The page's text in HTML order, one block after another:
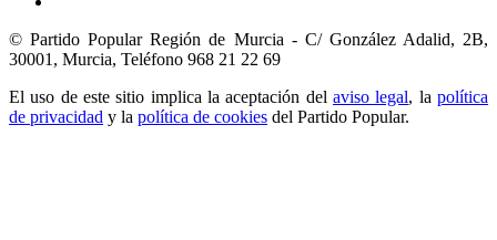
© Partido Popular Región de Murcia - C/ González Adalid, 2B,
30001, Murcia, Teléfono 968 21 22 69
El uso de este sitio implica la aceptación del aviso legal, lapolítica
de privacidad y la política de cookies del Partido Popular.